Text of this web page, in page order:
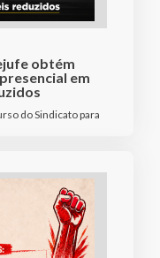
obtém
em
do Sindicato para